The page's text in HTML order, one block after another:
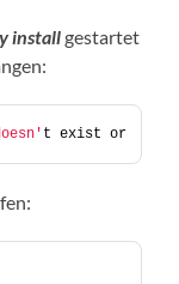
installgestartet
t exist or